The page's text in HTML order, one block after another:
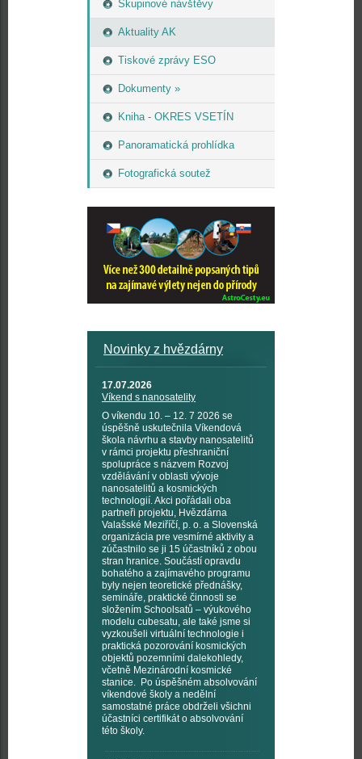
Skupinové návštěvy
Aktuality AK
Tiskové zprávy ESO
Dokumenty »
Kniha - OKRES VSETÍN
Panoramatická prohlídka
Fotografická soutež
Novinky z hvězdárny
17.07.2026
Víkend s nanosatelity
O víkendu 10. – 12. 7 2026 se
úspěšně uskutečnila Víkendová
škola návrhu a stavby nanosatelitů
v rámci projektu přeshraniční
spolupráce s názvem Rozvoj
vzdělávání v oblasti vývoje
nanosatelitů a kosmických
technologií. Akci pořádali oba
partneři projektu, Hvězdárna
Valašské Meziříčí, p. o. a Slovenská
organizácia pre vesmírné aktivity a
zúčastnilo se ji 15 účastníků z obou
stran hranice. Součástí opravdu
bohatého a zajímavého programu
byly nejen teoretické přednášky,
semináře, praktické činnosti se
složením Schoolsatů – výukového
modelu cubesatu, ale také jsme si
vyzkoušeli virtuální technologie i
praktická pozorování kosmických
objektů pozemními dalekohledy,
včetně Mezinárodní kosmické
stanice. Po úspěšném absolvování
víkendové školy a nedělní
samostatné práce obdrželi všichni
účastníci certifikát o absolvování
této školy.